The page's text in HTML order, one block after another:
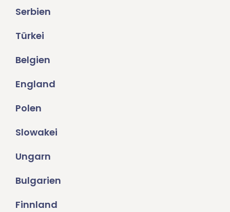
Serbien
Türkei
Belgien
England
Polen
Slowakei
Ungarn
Bulgarien
Finnland